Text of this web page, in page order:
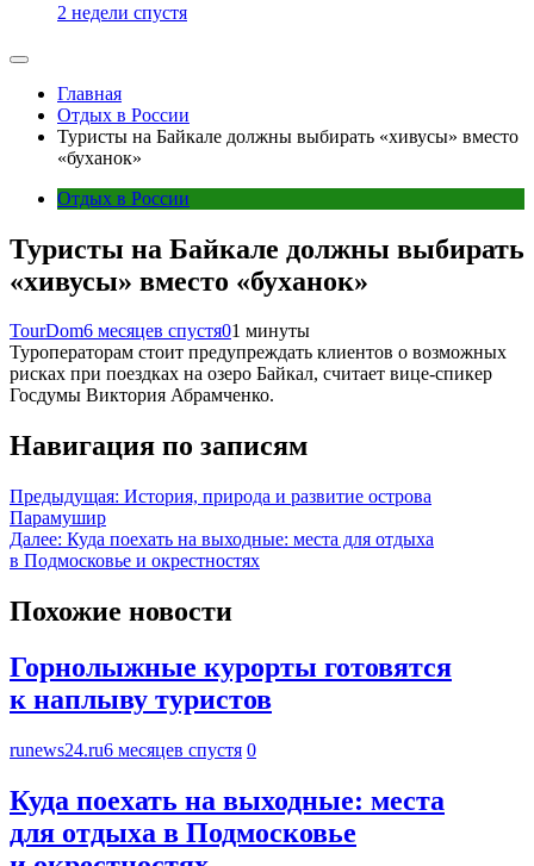
2 недели спустя
Главная
Отдых в России
Туристы на Байкале должны выбирать «хивусы» вместо
«буханок»
Отдых в России
Туристы на Байкале должны выбирать
«хивусы» вместо «буханок»
TourDom6 месяцев спустя01 минуты
Туроператорам стоит предупреждать клиентов о возможных
рисках при поездках на озеро Байкал, считает вице-спикер
Госдумы Виктория Абрамченко.
Навигация по записям
Предыдущая: История, природа и развитие острова
Парамушир
Далее: Куда поехать на выходные: места для отдыха
в Подмосковье и окрестностях
Похожие новости
Горнолыжные курорты готовятся
к наплыву туристов
runews24.ru6 месяцев спустя 0
Куда поехать на выходные: места
для отдыха в Подмосковье